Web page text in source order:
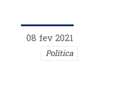
08 fev 2021
Política